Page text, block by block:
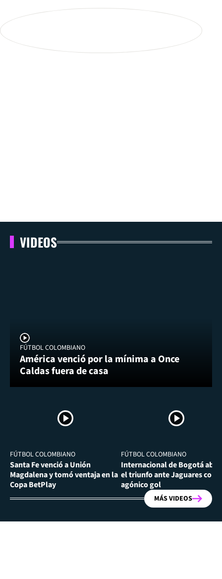
VIDEOS
FÚTBOL COLOMBIANO
América venció por la mínima a Once
Caldas fuera de casa
FÚTBOL COLOMBIANO
Santa Fe venció a Unión
Magdalena y tomó ventaja en la
Copa BetPlay
FÚTBOL COLOMBIANO
Internacional de Bogotá
el triunfo ante Jaguares con
agónico gol
MÁS VIDEOS